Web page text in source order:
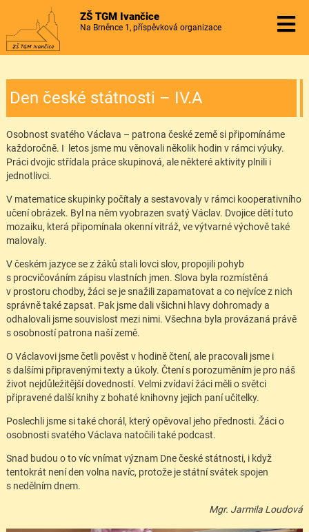
ZŠ TGM Ivančice
Na Brněnce 1, příspěvková organizace
Den české státnosti – IV.A
Osobnost svatého Václava – patrona české země si připomínáme
každoročně. I letos jsme mu věnovali několik hodin v rámci výuky.
Práci dvojic střídala práce skupinová, ale některé aktivity plnili i
jednotlivci.
V matematice skupinky počítaly a sestavovaly v rámci kooperativního
učení obrázek. Byl na něm vyobrazen svatý Václav. Dvojice dětí tuto
mozaiku, která připomínala okenní vitráž, ve výtvarné výchově také
malovaly.
V českém jazyce se z žáků stali lovci slov, propojili pohyb
s procvičováním zápisu vlastních jmen. Slova byla rozmístěná
v prostoru chodby, žáci se je snažili zapamatovat a co nejvíce z nich
správně také zapsat. Pak jsme dali všichni hlavy dohromady a
odhalovali jsme souvislost mezi nimi. Všechna byla provázaná právě
s osobností patrona naší země.
O Václavovi jsme četli pověst v hodině čtení, ale pracovali jsme i
s dalšími připravenými texty a úkoly. Čtení s porozuměním je pro náš
život nejdůležitější dovedností. Velmi zvídaví žáci měli o světci
připravené další knihy z bohaté knihovny jejich paní učitelky.
Poslechli jsme si také chorál, který opěvoval jeho přednosti. Žáci o
osobnosti svatého Václava natočili také podcast.
Snad budou o to víc vnímat význam Dne české státnosti, i když
tentokrát není den volna navíc, protože je státní svátek spojen
s nedělním dnem.
Mgr. Jarmila Loudová